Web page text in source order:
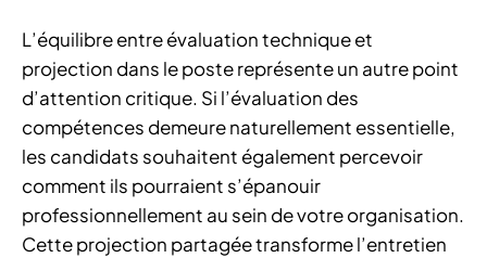
L’équilibre entre évaluation technique et
projection dans le poste représente un autre point
d’attention critique. Si l’évaluation des
compétences demeure naturellement essentielle,
les candidats souhaitent également percevoir
comment ils pourraient s’épanouir
professionnellement au sein de votre organisation.
Cette projection partagée transforme l’entretien